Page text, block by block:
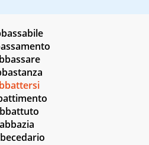
abbazia